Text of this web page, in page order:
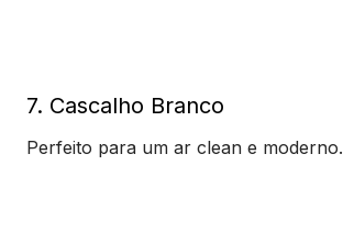
7. Cascalho Branco
Perfeito para um ar clean e moderno.